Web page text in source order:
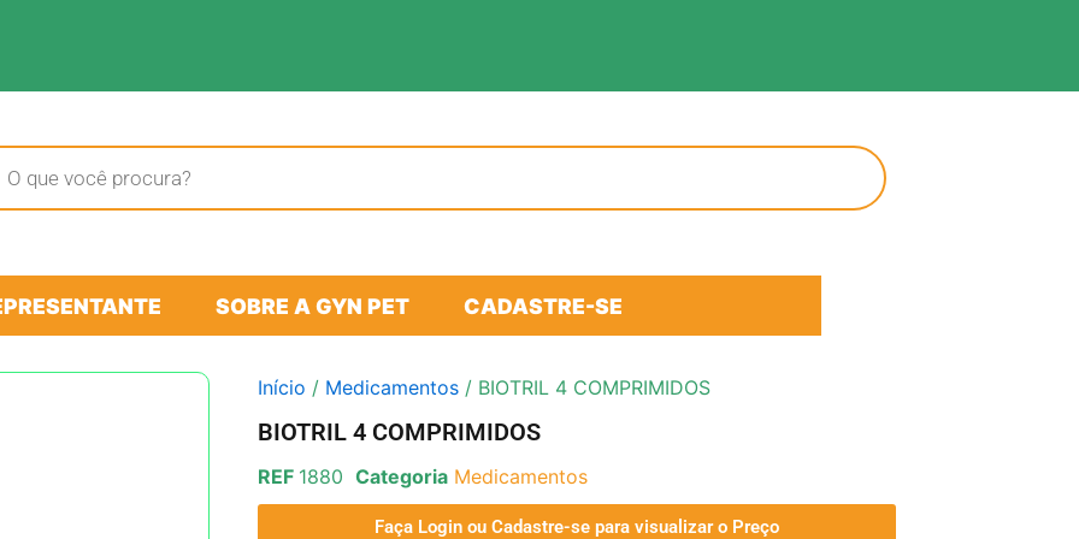
SOBRE A GYN PET CADASTRE-SE
Início / Medicamentos / BIOTRIL 4 COMPRIMIDOS
BIOTRIL 4 COMPRIMIDOS
REF 1880 Categoria Medicamentos
Faça Login ou Cadastre-se para visualizar o Preço